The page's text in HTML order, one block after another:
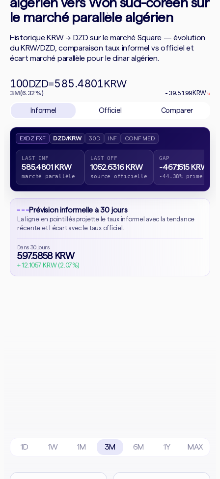
le marché parallèle algérien
Historique KRW → DZD sur le marché Square — évolution
du KRW/DZD, comparaison taux informel vs officiel et
écart marché parallèle pour le dinar algérien.
100DZD=585.4801KRW
3M(6.32%) -39.5199KRW↘
Informel Officiel Comparer
EXDZ FXF DZD/KRW 30D INF CONF MED
LAST INF
585.4801 KRW
marché parallèle
LAST OFF
1052.6316 KRW
source officielle
GAP
-467.1515 KRW
-44.38% prime
Prévision informelle à 30 jours
La ligne en pointillés projette le taux informel avec la tendance
récente et l écart avec le taux officiel.
Dans 30 jours
597.5858 KRW
+ 12.1057 KRW (2.07%)
1D 1W 1M 3M 6M 1Y MAX